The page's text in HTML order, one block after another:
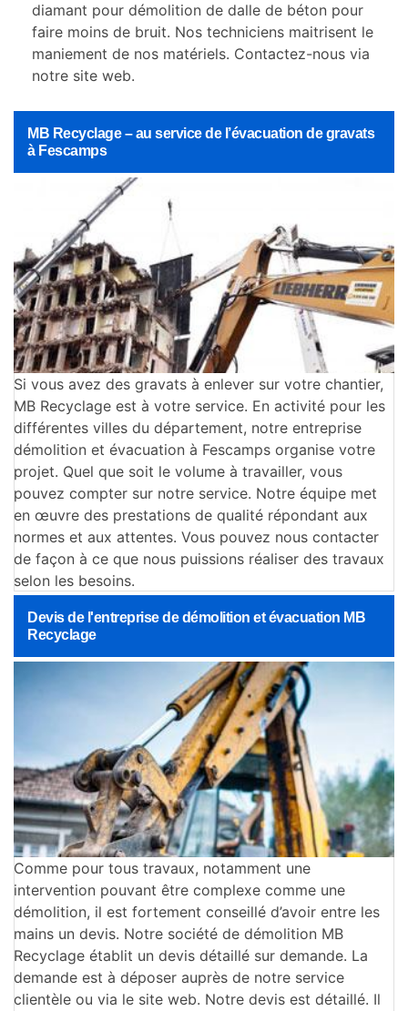
MB Recyclage – au service de l’évacuation de gravats
à Fescamps
Si vous avez des gravats à enlever sur votre chantier,
MB Recyclage est à votre service. En activité pour les
différentes villes du département, notre entreprise
démolition et évacuation à Fescamps organise votre
projet. Quel que soit le volume à travailler, vous
pouvez compter sur notre service. Notre équipe met
en œuvre des prestations de qualité répondant aux
normes et aux attentes. Vous pouvez nous contacter
de façon à ce que nous puissions réaliser des travaux
selon les besoins.
Devis de l'entreprise de démolition et évacuation MB
Recyclage
Comme pour tous travaux, notamment une
intervention pouvant être complexe comme une
démolition, il est fortement conseillé d’avoir entre les
mains un devis. Notre société de démolition MB
Recyclage établit un devis détaillé sur demande. La
demande est à déposer auprès de notre service
clientèle ou via le site web. Notre devis est détaillé. Il
diamant pour démolition de dalle de béton pour
faire moins de bruit. Nos techniciens maitrisent le
maniement de nos matériels. Contactez-nous via
notre site web.